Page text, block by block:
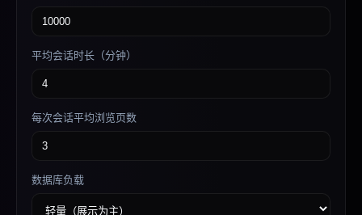
平均会话时长（分钟）
每次会话平均浏览页数
数据库负载